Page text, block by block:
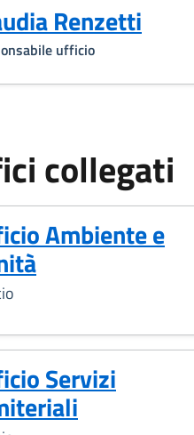
Renzetti
ufficio
collegati
Ambiente e
Servizi